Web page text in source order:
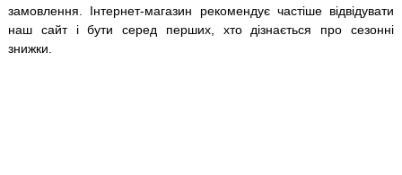
замовлення. Інтернет-магазин рекомендує частіше відвідувати
наш сайт і бути серед перших, хто дізнається про сезонні
знижки.